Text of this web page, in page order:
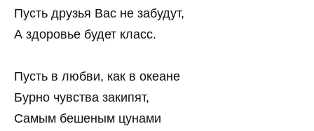
Пусть друзья Вас не забудут,
А здоровье будет класс.
Пусть в любви, как в океане
Бурно чувства закипят,
Самым бешеным цунами